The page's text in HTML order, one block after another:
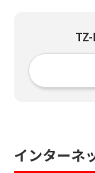
インターネ